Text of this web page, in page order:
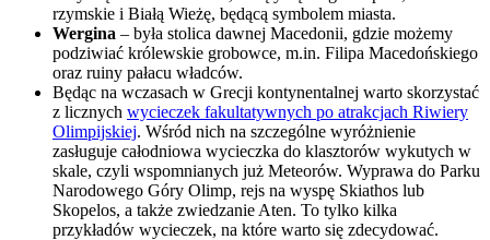
rzymskie i Białą Wieżę, będącą symbolem miasta.
Wergina – była stolica dawnej Macedonii, gdzie możemy
podziwiać królewskie grobowce, m.in. Filipa Macedońskiego
oraz ruiny pałacu władców.
Będąc na wczasach w Grecji kontynentalnej warto skorzystać
z licznych wycieczek fakultatywnych po atrakcjach Riwiery
Olimpijskiej. Wśród nich na szczególne wyróżnienie
zasługuje całodniowa wycieczka do klasztorów wykutych w
skale, czyli wspomnianych już Meteorów. Wyprawa do Parku
Narodowego Góry Olimp, rejs na wyspę Skiathos lub
Skopelos, a także zwiedzanie Aten. To tylko kilka
przykładów wycieczek, na które warto się zdecydować.